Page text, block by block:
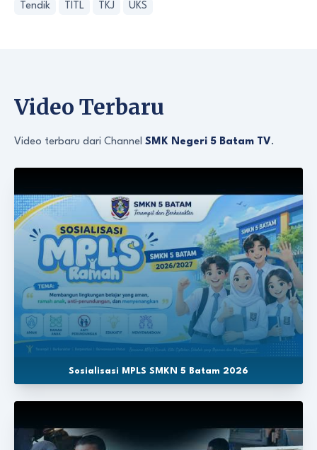
Tendik TITL TKJ UKS
Video Terbaru
Video terbaru dari Channel SMK Negeri 5 Batam TV.
Sosialisasi MPLS SMKN 5 Batam 2026